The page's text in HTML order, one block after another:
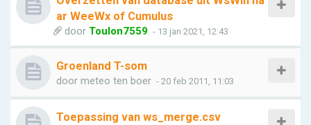
ar WeeWx of Cumulus
door Toulon7559 - 13 jan 2021, 12:43
Groenland T-som
door meteo ten boer - 20 feb 2011, 11:03
Toepassing van ws_merge.csv